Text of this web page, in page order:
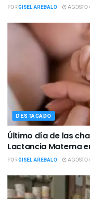
PORGISEL AREBALO AGOSTO
DESTACADO
Último día de las
Lactancia Materna
PORGISEL AREBALO AGOSTO